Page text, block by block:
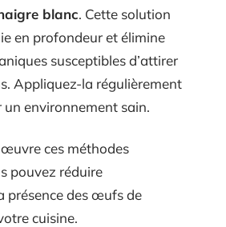
blanc. Cette solution
en profondeur et élimine
susceptibles d’attirer
Appliquez-la régulièrement
environnement sain.
ces méthodes
pouvez réduire
présence des œufs de
cuisine.